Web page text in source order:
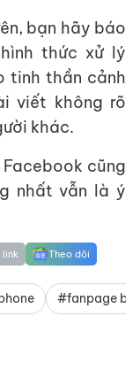
bạn hãy báo
thức xử lý
tinh thần cảnh
viết không rõ
khác.
cũng
nhất vẫn là ý
Theo dõi
#fanpage